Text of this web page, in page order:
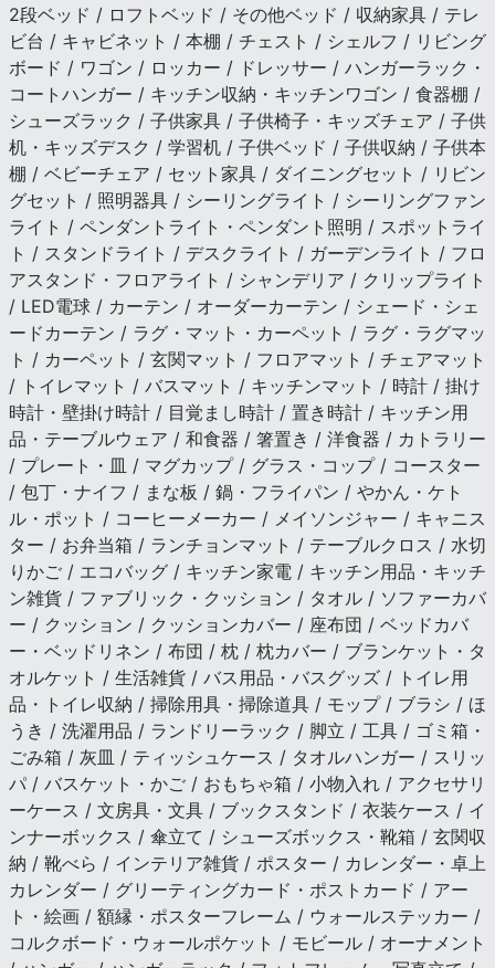
2段ベッド / ロフトベッド / その他ベッド / 収納家具 / テレ
ビ台 / キャビネット / 本棚 / チェスト / シェルフ / リビング
ボード / ワゴン / ロッカー / ドレッサー / ハンガーラック・
コートハンガー / キッチン収納・キッチンワゴン / 食器棚 /
シューズラック / 子供家具 / 子供椅子・キッズチェア / 子供
机・キッズデスク / 学習机 / 子供ベッド / 子供収納 / 子供本
棚 / ベビーチェア / セット家具 / ダイニングセット / リビン
グセット / 照明器具 / シーリングライト / シーリングファン
ライト / ペンダントライト・ペンダント照明 / スポットライ
ト / スタンドライト / デスクライト / ガーデンライト / フロ
アスタンド・フロアライト / シャンデリア / クリップライト
/ LED電球 / カーテン / オーダーカーテン / シェード・シェ
ードカーテン / ラグ・マット・カーペット / ラグ・ラグマッ
ト / カーペット / 玄関マット / フロアマット / チェアマット
/ トイレマット / バスマット / キッチンマット / 時計 / 掛け
時計・壁掛け時計 / 目覚まし時計 / 置き時計 / キッチン用
品・テーブルウェア / 和食器 / 箸置き / 洋食器 / カトラリー
/ プレート・皿 / マグカップ / グラス・コップ / コースター
/ 包丁・ナイフ / まな板 / 鍋・フライパン / やかん・ケト
ル・ポット / コーヒーメーカー / メイソンジャー / キャニス
ター / お弁当箱 / ランチョンマット / テーブルクロス / 水切
りかご / エコバッグ / キッチン家電 / キッチン用品・キッチ
ン雑貨 / ファブリック・クッション / タオル / ソファーカバ
ー / クッション / クッションカバー / 座布団 / ベッドカバ
ー・ベッドリネン / 布団 / 枕 / 枕カバー / ブランケット・タ
オルケット / 生活雑貨 / バス用品・バスグッズ / トイレ用
品・トイレ収納 / 掃除用具・掃除道具 / モップ / ブラシ / ほ
うき / 洗濯用品 / ランドリーラック / 脚立 / 工具 / ゴミ箱・
ごみ箱 / 灰皿 / ティッシュケース / タオルハンガー / スリッ
パ / バスケット・かご / おもちゃ箱 / 小物入れ / アクセサリ
ーケース / 文房具・文具 / ブックスタンド / 衣装ケース / イ
ンナーボックス / 傘立て / シューズボックス・靴箱 / 玄関収
納 / 靴べら / インテリア雑貨 / ポスター / カレンダー・卓上
カレンダー / グリーティングカード・ポストカード / アー
ト・絵画 / 額縁・ポスターフレーム / ウォールステッカー /
コルクボード・ウォールポケット / モビール / オーナメント